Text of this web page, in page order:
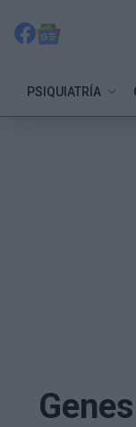
PSIQUIATRÍA